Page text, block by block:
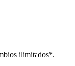
ilimitados*.